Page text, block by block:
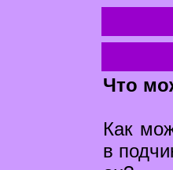
Что
Как
в